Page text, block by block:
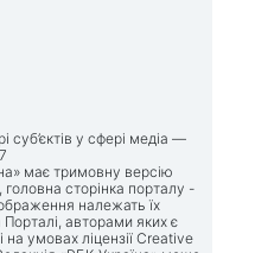
суб’єктів у сфері медіа —
має тримовну версію
головна сторінка порталу -
належать їх
авторами яких є
умовах ліцензії Creative